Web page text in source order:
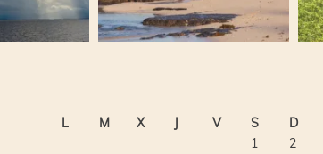
L M X J V S
D
1
2